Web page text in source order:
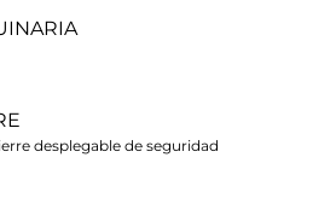
desplegable de seguridad